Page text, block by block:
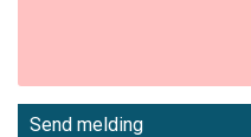
Send melding